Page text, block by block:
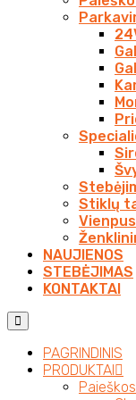
Stiklų
NAUJIENOS
STEBĖJIMAS
KONTAKTAI
PAGRINDINIS
PRODUKTAI